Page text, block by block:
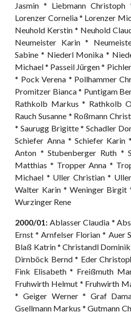
Jasmin * Liebmann
Lorenzer Cornelia * Lorenzer
Neuhold Kerstin * Neuhold
Neumeister Karin *
Sabine * Niederl Monika *
Michael * Passeil Jürgen *
* Pock Verena * Pollhammer
Promitzer Bianca * Puntigam
Rathkolb Markus * Rathkolb
Rauch Susanne * Roßmann
* Saurugg Brigitte * Schadler
Schiefer Anna * Schiefer Karin
Anton * Stubenberger Ruth *
Matthias * Tropper Anna *
Michael * Uller Christian *
Walter Karin * Weninger Birgit
Wurzinger Rene
2000/01:Ablasser Claudia *
Ernst * Arnfelser Florian * Auer
Blaß Katrin * Christandl
Dirnböck Bernd * Eder
Fink Elisabeth * Freißmuth
Fruhwirth Helmut * Fruhwirth
* Geiger Werner * Graf
Gsellmann Markus * Gutmann